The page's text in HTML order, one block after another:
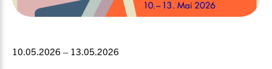
10.05.2026 – 13.05.2026